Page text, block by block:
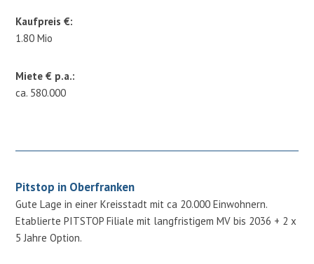
Kaufpreis €:
1.80 Mio
Miete € p.a.:
ca. 580.000
Pitstop in Oberfranken
Gute Lage in einer Kreisstadt mit ca 20.000 Einwohnern.
Etablierte PITSTOP Filiale mit langfristigem MV bis 2036 + 2 x
5 Jahre Option.